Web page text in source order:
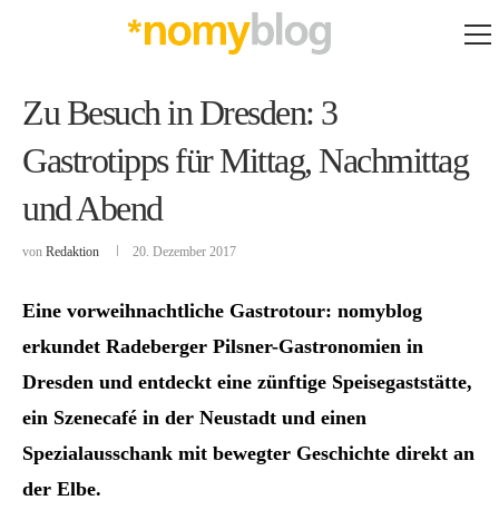
Zu Besuch in Dresden: 3
Gastrotipps für Mittag, Nachmittag
und Abend
von Redaktion 20. Dezember 2017
Eine vorweihnachtliche Gastrotour: nomyblog
erkundet Radeberger Pilsner-Gastronomien in
Dresden und entdeckt eine zünftige Speisegaststätte,
ein Szenecafé in der Neustadt und einen
Spezialausschank mit bewegter Geschichte direkt an
der Elbe.